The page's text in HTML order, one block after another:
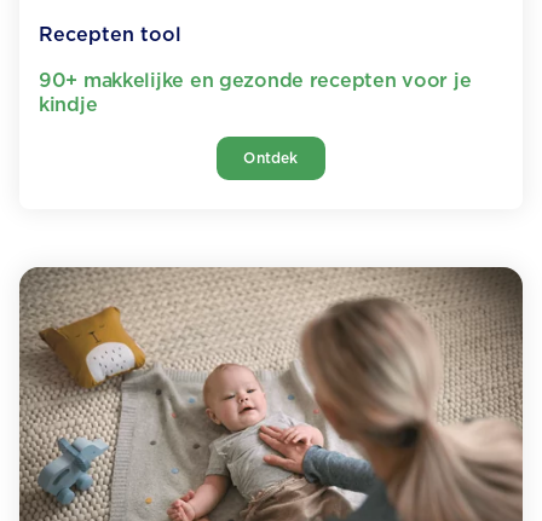
Recepten tool
90+ makkelijke en gezonde recepten voor je
kindje
Ontdek